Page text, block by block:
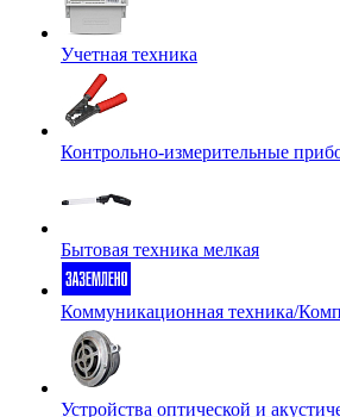
Учетная техника
Контрольно-измерительные
Бытовая техника мелкая
Коммуникационная техника/
Устройства оптической и